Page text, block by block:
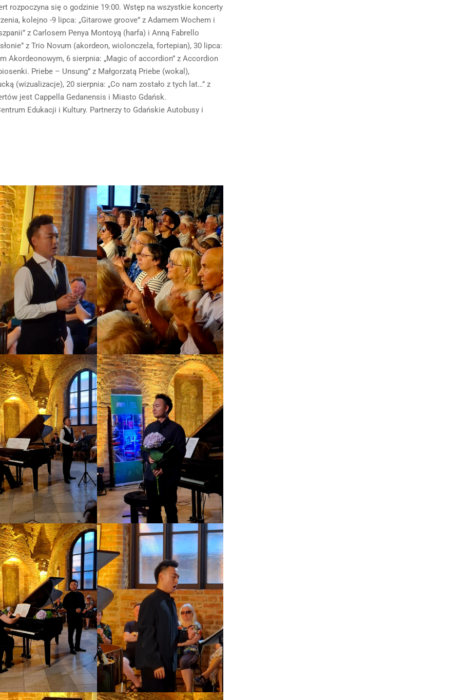
rozpoczyna się o godzinie 19:00. Wstęp na wszystkie koncerty
kolejno -9 lipca: „Gitarowe groove” z Adamem Wochem i
z Carlosem Penya Montoyą (harfa) i Anną Fabrello
z Trio Novum (akordeon, wiolonczela, fortepian), 30 lipca:
Akordeonowym, 6 sierpnia: „Magic of accordion” z Accordion
Priebe – Unsung” z Małgorzatą Priebe (wokal),
(wizualizacje), 20 sierpnia: „Co nam zostało z tych lat…” z
jest Cappella Gedanensis i Miasto Gdańsk.
Edukacji i Kultury. Partnerzy to Gdańskie Autobusy i